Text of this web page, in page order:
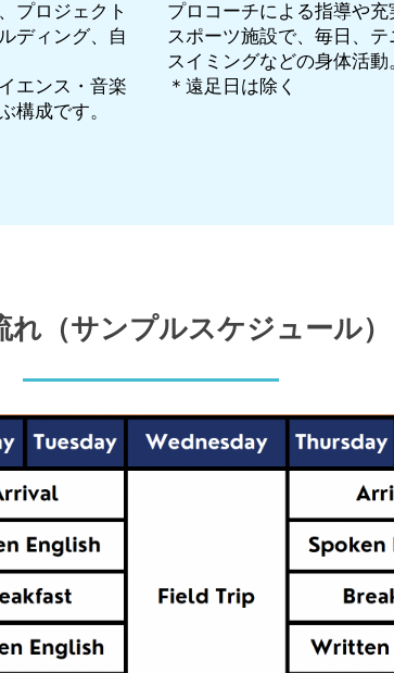
プロジェクト
ディング、自
エンス・音楽
構成です。
プロコーチによる指導や充
スポーツ施設で、毎日、テ
スイミングなどの身体活動
＊遠足日は除く
れ（サンプルスケジュール）